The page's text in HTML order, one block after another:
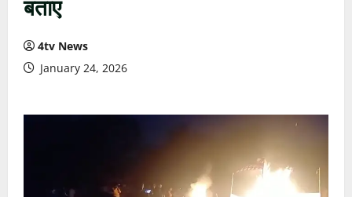
4tv News
January 24, 2026